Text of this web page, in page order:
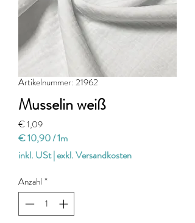
Artikelnummer: 21962
Musselin weiß
€ 1,09Preis
€ 10,90/1m
€ 10,90
pro
1
Meter
inkl. USt|exkl. Versandkosten
Anzahl *